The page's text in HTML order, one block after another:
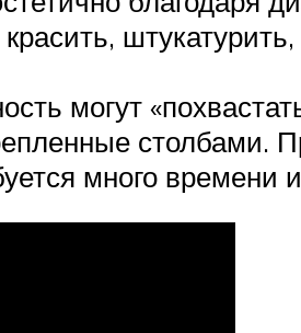
могут
столбами.
много времени